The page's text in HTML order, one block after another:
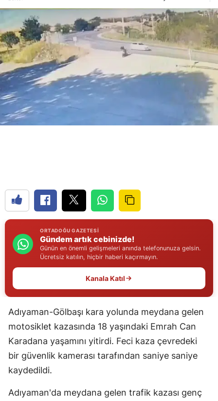
Bingöl
Bitlis
Bolu
Burdur
Bursa
Diyarbakır
Edirne
Erzincan
Eskişehir
Gaziantep
Giresun
Gümüşhane
Hatay
ORTADOĞU GAZETESI
Gündem artık cebinizde!
Günün en önemli gelişmeleri anında telefonunuza gelsin.
Ücretsiz katılın, hiçbir haberi kaçırmayın.
Kanala Katıl
Adıyaman-Gölbaşı kara yolunda meydana gelen
motosiklet kazasında 18 yaşındaki Emrah Can
Karadana yaşamını yitirdi. Feci kaza çevredeki
bir güvenlik kamerası tarafından saniye saniye
kaydedildi.
Adıyaman'da meydana gelen trafik kazası genç